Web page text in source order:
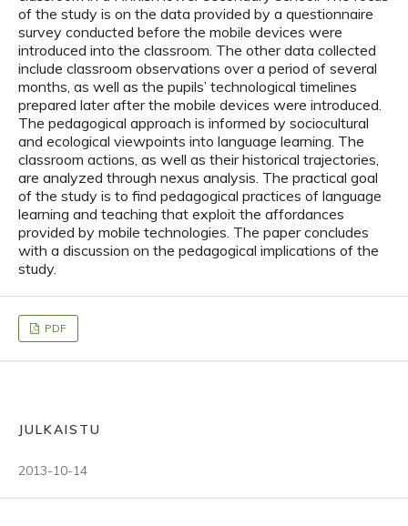
of the study is on the data provided by a questionnaire
survey conducted before the mobile devices were
introduced into the classroom. The other data collected
include classroom observations over a period of several
months, as well as the pupils’ technological timelines
prepared later after the mobile devices were introduced.
The pedagogical approach is informed by sociocultural
and ecological viewpoints into language learning. The
classroom actions, as well as their historical trajectories,
are analyzed through nexus analysis. The practical goal
of the study is to find pedagogical practices of language
learning and teaching that exploit the affordances
provided by mobile technologies. The paper concludes
with a discussion on the pedagogical implications of the
study.
PDF
JULKAISTU
2013-10-14